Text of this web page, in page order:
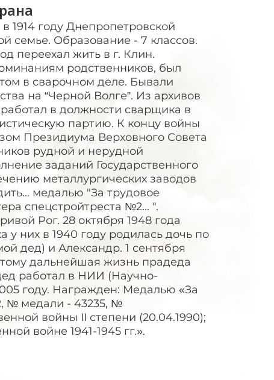
1914 году Днепропетровской
семье. Образование - 7 классов.
переехал жить в г. Клин.
родственников, был
в сварочном деле. Бывали
на “Черной Волге”. Из архивов
в должности сварщика в
партию. К концу войны
Президиума Верховного Совета
рудной и нерудной
заданий Государственного
металлургических заводов
медалью "За трудовое
спецстройтреста №2... ".
Рог. 28 октября 1948 года
них в 1940 году родилась дочь по
дед) и Александр. 1 сентября
дальнейшая жизнь прадеда
работал в НИИ (Научно-
году. Награжден: Медалью «За
№ медали - 43235, №
войны II степени (20.04.1990);
войне 1941-1945 гг.».